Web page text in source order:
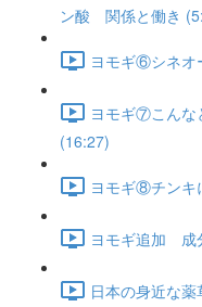
ン酸 関係と働き
ヨモギ⑥シネ
ヨモギ⑦こんな
(16:27)
ヨモギ⑧チン
ヨモギ追加 成
日本の身近な